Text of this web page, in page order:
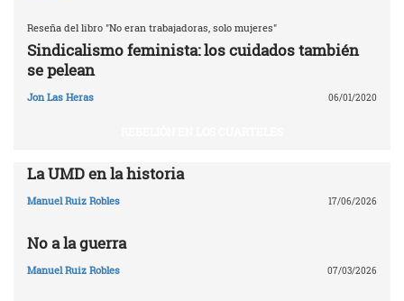
Reseña del libro "No eran trabajadoras, solo mujeres"
Sindicalismo feminista: los cuidados también
se pelean
Jon Las Heras 06/01/2020
La UMD en la historia
Manuel Ruiz Robles 17/06/2026
No a la guerra
Manuel Ruiz Robles 07/03/2026